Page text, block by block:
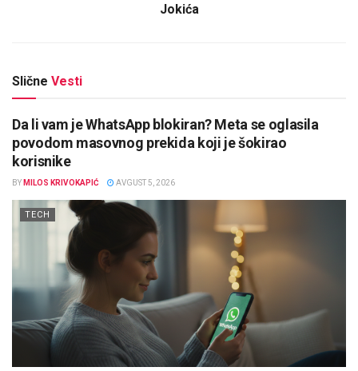
Jokića
Slične Vesti
Da li vam je WhatsApp blokiran? Meta se oglasila
povodom masovnog prekida koji je šokirao
korisnike
BY MILOS KRIVOKAPIĆ AVGUST 5, 2026
TECH